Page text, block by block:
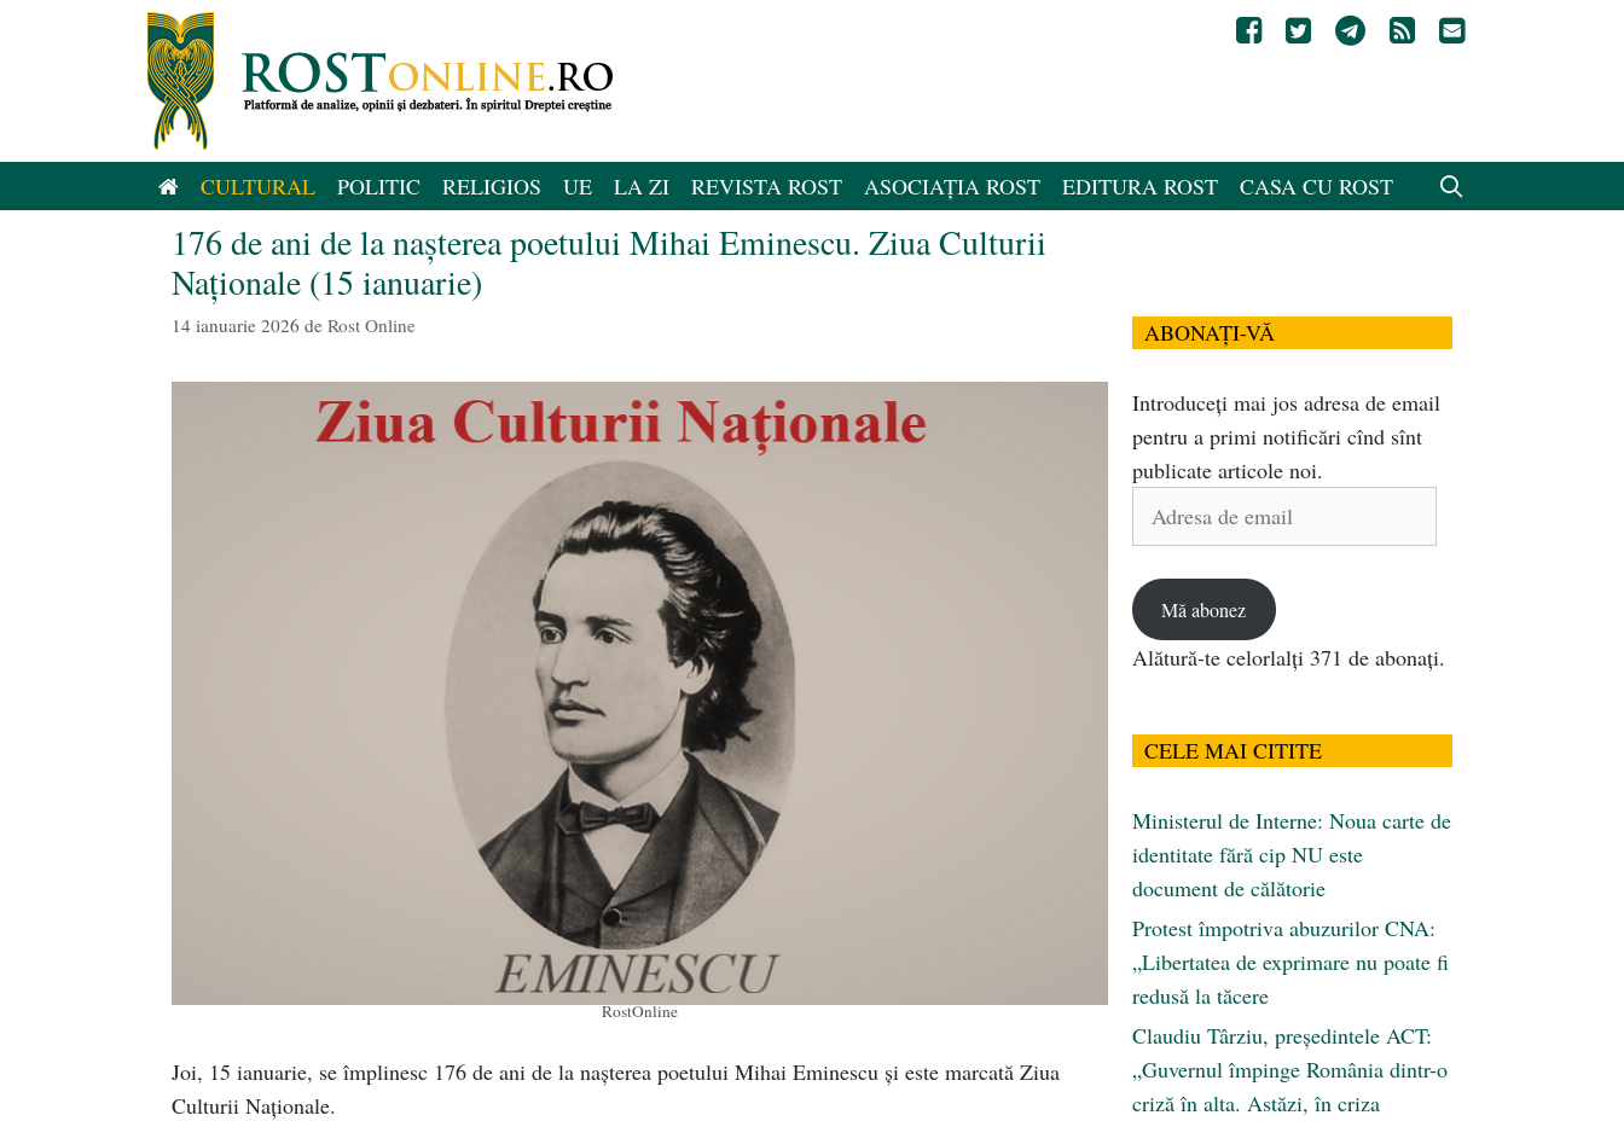
CULTURAL POLITIC RELIGIOS UE LA ZI REVISTA ROST ASOCIAȚIA ROST EDITURA ROST CASA CU ROST
176 de ani de la nașterea poetului Mihai Eminescu. Ziua Culturii
Naționale (15 ianuarie)
14 ianuarie 2026 de Rost Online
RostOnline
Joi, 15 ianuarie, se împlinesc 176 de ani de la nașterea poetului Mihai Eminescu și este marcată Ziua
Culturii Naționale.
ABONAȚI-VĂ
Introduceți mai jos adresa de email
pentru a primi notificări cînd sînt
publicate articole noi.
Adresa
Mă abonez
Alătură-te celorlalți 371 de abonați.
CELE MAI CITITE
Ministerul de Interne: Noua carte de
identitate fără cip NU este
document de călătorie
Protest împotriva abuzurilor CNA:
„Libertatea de exprimare nu poate fi
redusă la tăcere
Claudiu Târziu, președintele ACT:
„Guvernul împinge România dintr-o
criză în alta. Astăzi, în criza